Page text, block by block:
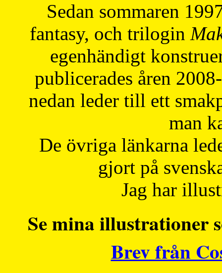
Sedan sommaren
fantasy, och trilogin
egenhändigt
publicerades åren
nedan leder till ett
man
De övriga länkarna
gjort på
Jag har
Se mina illustrationer
Brev från